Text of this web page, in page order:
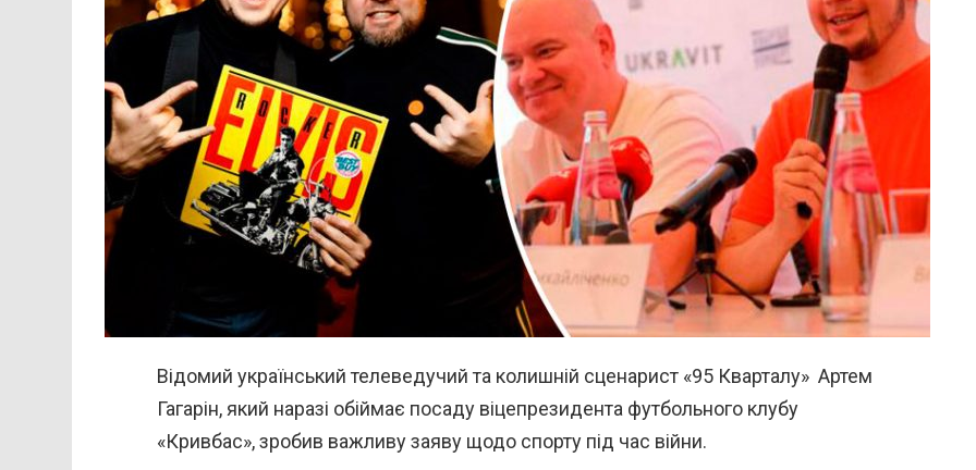
Відомий український телеведучий та колишній сценарист «95 Кварталу» Артем
Гагарін, який наразі обіймає посаду віцепрезидента футбольного клубу
«Кривбас», зробив важливу заяву щодо спорту під час війни.